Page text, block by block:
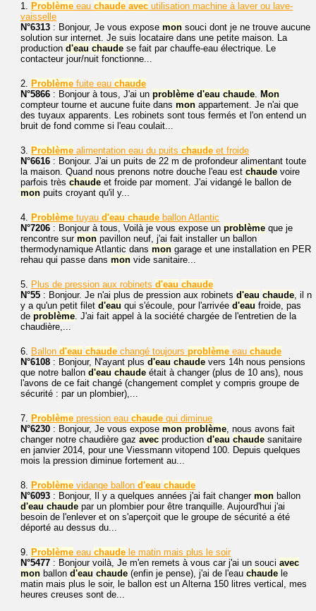
1. Problème eau chaude avec utilisation machine à laver ou lave-
vaisselle
N°6313 : Bonjour, Je vous expose mon souci dont je ne trouve aucune
solution sur internet. Je suis locataire dans une petite maison. La
production d'eau chaude se fait par chauffe-eau électrique. Le
contacteur jour/nuit fonctionne...
2. Problème fuite eau chaude
N°5866 : Bonjour à tous, J'ai un problème d'eau chaude. Mon
compteur tourne et aucune fuite dans mon appartement. Je n'ai que
des tuyaux apparents. Les robinets sont tous fermés et l'on entend un
bruit de fond comme si l'eau coulait...
3. Problème alimentation eau du puits chaude et froide
N°6616 : Bonjour. J'ai un puits de 22 m de profondeur alimentant toute
la maison. Quand nous prenons notre douche l'eau est chaude voire
parfois très chaude et froide par moment. J'ai vidangé le ballon de
mon puits croyant qu'il y...
4. Problème tuyau d'eau chaude ballon Atlantic
N°7206 : Bonjour à tous, Voilà je vous expose un problème que je
rencontre sur mon pavillon neuf, j'ai fait installer un ballon
thermodynamique Atlantic dans mon garage et une installation en PER
rehau qui passe dans mon vide sanitaire...
5. Plus de pression aux robinets d'eau chaude
N°55 : Bonjour. Je n'ai plus de pression aux robinets d'eau chaude, il n
y a qu'un petit filet d'eau qui s'écoule, pour l'arrivée d'eau froide, pas
de problème. J'ai fait appel à la société chargée de l'entretien de la
chaudière,...
6. Ballon d'eau chaude changé toujours problème eau chaude
N°6108 : Bonjour, N'ayant plus d'eau chaude vers 14h nous pensions
que notre ballon d'eau chaude était à changer (plus de 10 ans), nous
l'avons de ce fait changé (changement complet y compris groupe de
sécurité : par un plombier),...
7. Problème pression eau chaude qui diminue
N°6230 : Bonjour, Je vous expose mon problème, nous avons fait
changer notre chaudière gaz avec production d'eau chaude sanitaire
en janvier 2014, pour une Viessmann vitopend 100. Depuis quelques
mois la pression diminue fortement au...
8. Problème vidange ballon d'eau chaude
N°6093 : Bonjour, Il y a quelques années j'ai fait changer mon ballon
d'eau chaude par un plombier pour être tranquille. Aujourd'hui j'ai
besoin de l'enlever et on s'aperçoit que le groupe de sécurité a été
déporté au dessus du...
9. Problème eau chaude le matin mais plus le soir
N°5477 : Bonjour voilà, Je m'en remets à vous car j'ai un souci avec
mon ballon d'eau chaude (enfin je pense), j'ai de l'eau chaude le
matin mais plus le soir, le ballon est un Alterna 150 litres vertical, mes
heures creuses sont de...